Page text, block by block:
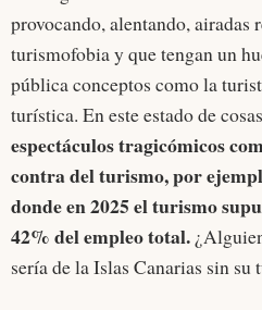
provocando, alentando, airadas
turismofobia y que tengan un
pública conceptos como la
turística. En este estado de cosas
espectáculos tragicómicos
contra del turismo, por
donde en 2025 el turismo
42% del empleo total.
sería de la Islas Canarias sin su